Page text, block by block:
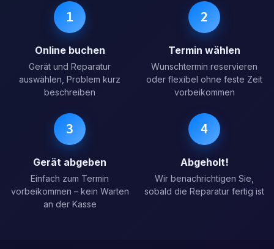
1
Online buchen
Gerät und Reparatur
auswählen, Problem kurz
beschreiben
2
Termin wählen
Wunschtermin reservieren
oder flexibel ohne feste Zeit
vorbeikommen
3
Gerät abgeben
Einfach zum Termin
vorbeikommen – kein Warten
an der Kasse
4
Abgeholt!
Wir benachrichtigen Sie,
sobald die Reparatur fertig ist